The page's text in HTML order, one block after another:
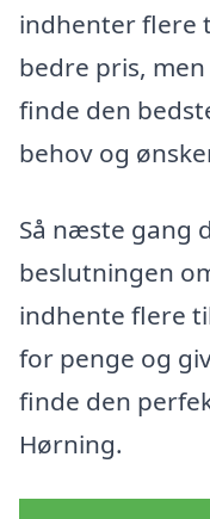
indhenter flere
bedre pris,
finde den
behov og
Så næste gang
beslutningen
indhente flere
for penge og
finde den
Hørning.